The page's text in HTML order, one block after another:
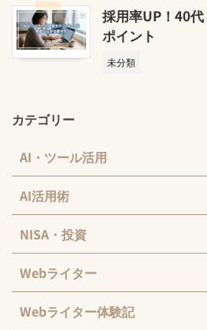
採用率UP！40
ポイント
未分類
カテゴリー
AI・ツール活用
AI活用術
NISA・投資
Webライター
Webライター体験記